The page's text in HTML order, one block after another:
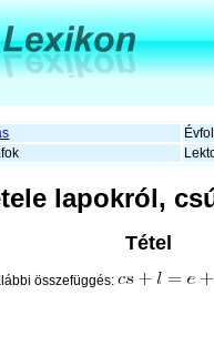
lapokról,
Tétel
összefüggés: